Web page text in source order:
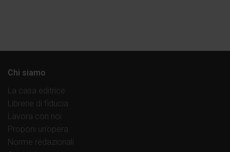
Chi siamo
La casa editrice
Librerie di fiducia
Lavora con noi
Proponi un’opera
Norme redazionali